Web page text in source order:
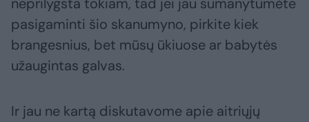
neprilygsta tokiam, tad jei jau sumanytumėte
pasigaminti šio skanumyno, pirkite kiek
brangesnius, bet mūsų ūkiuose ar babytės
užaugintas galvas.
Ir jau ne kartą diskutavome apie aitriųjų